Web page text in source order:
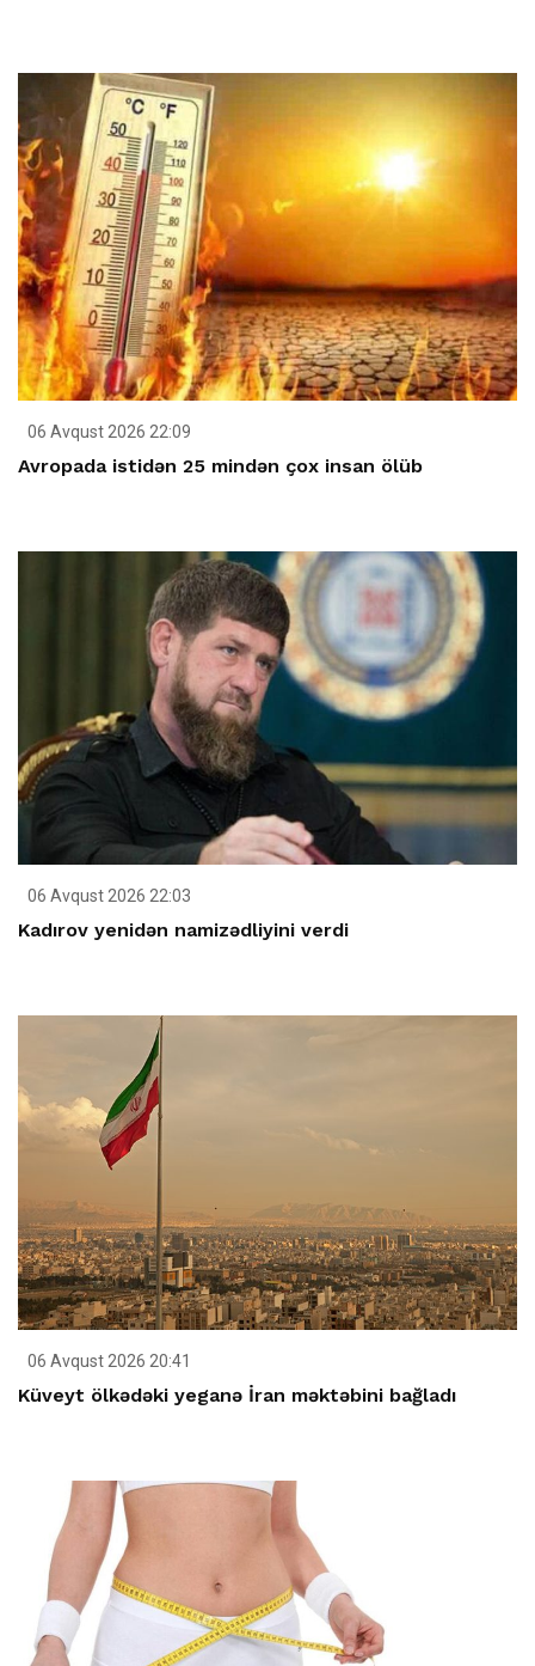
06 Avqust 2026 22:09
Avropada istidən 25 mindən çox insan ölüb
06 Avqust 2026 22:03
Kadırov yenidən namizədliyini verdi
06 Avqust 2026 20:41
Küveyt ölkədəki yeganə İran məktəbini bağladı